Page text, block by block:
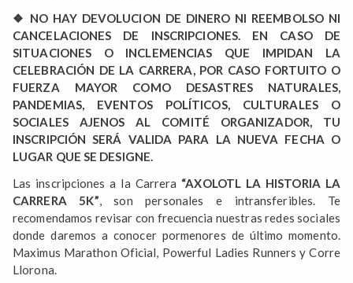
❖ NO HAY DEVOLUCION DE DINERO NI REEMBOLSO NI
CANCELACIONES DE INSCRIPCIONES. EN CASO DE
SITUACIONES O INCLEMENCIAS QUE IMPIDAN LA
CELEBRACIÓN DE LA CARRERA, POR CASO FORTUITO O
FUERZA MAYOR COMO DESASTRES NATURALES,
PANDEMIAS, EVENTOS POLÍTICOS, CULTURALES O
SOCIALES AJENOS AL COMITÉ ORGANIZADOR, TU
INSCRIPCIÓN SERÁ VALIDA PARA LA NUEVA FECHA O
LUGAR QUE SE DESIGNE.
Las inscripciones a la Carrera “AXOLOTL LA HISTORIA LA
CARRERA 5K”, son personales e intransferibles. Te
recomendamos revisar con frecuencia nuestras redes sociales
donde daremos a conocer pormenores de último momento.
Maximus Marathon Oficial, Powerful Ladies Runners y Corre
Llorona.